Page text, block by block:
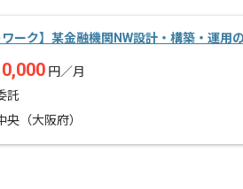
ワーク】某金融機関NW設計・構築・運用
円／月
託
央（大阪府）